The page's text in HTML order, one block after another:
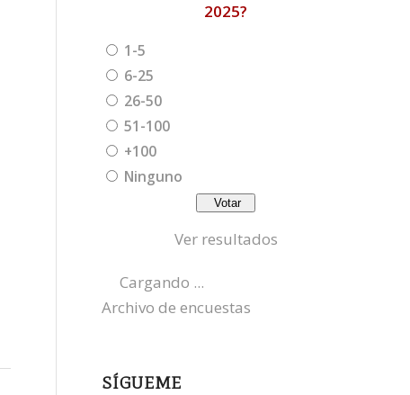
2025?
1-5
6-25
26-50
51-100
+100
Ninguno
Ver resultados
Cargando ...
Archivo de encuestas
SÍGUEME